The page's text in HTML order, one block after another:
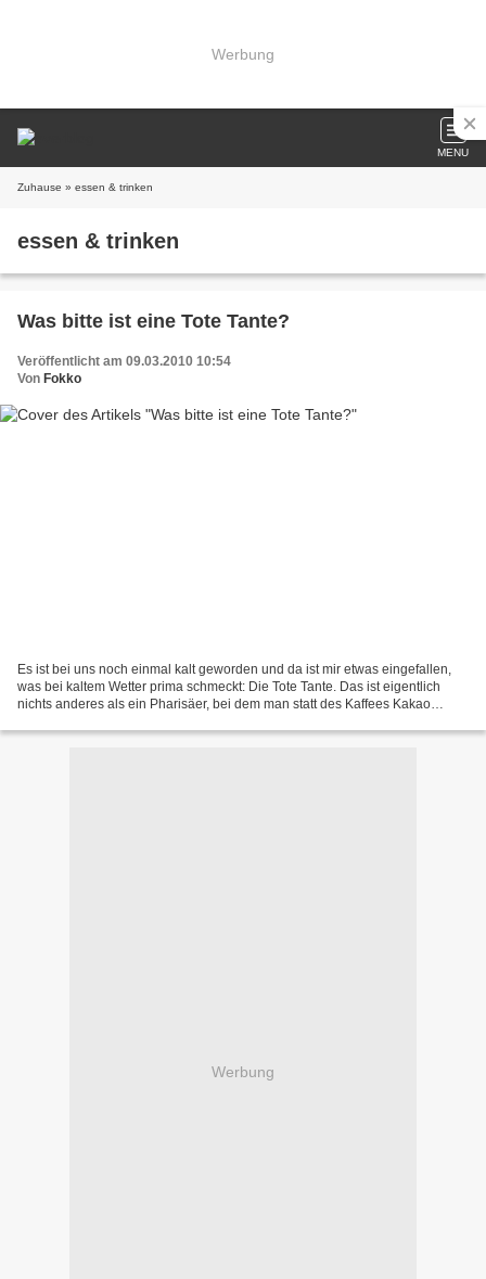
Werbung
MENU
Zuhause » essen & trinken
essen & trinken
Was bitte ist eine Tote Tante?
Veröffentlicht am 09.03.2010 10:54
Von Fokko
Es ist bei uns noch einmal kalt geworden und da ist mir etwas eingefallen,
was bei kaltem Wetter prima schmeckt: Die Tote Tante. Das ist eigentlich
nichts anderes als ein Pharisäer, bei dem man statt des Kaffees Kakao
Werbung